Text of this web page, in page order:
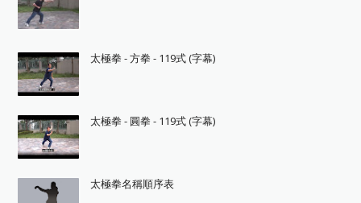
太極拳 - 方拳 - 119式 (字幕)
太極拳 - 圓拳 - 119式 (字幕)
太極拳名稱順序表